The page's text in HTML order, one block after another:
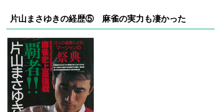
片山まさゆきの経歴⑤ 麻雀の実力も凄かった